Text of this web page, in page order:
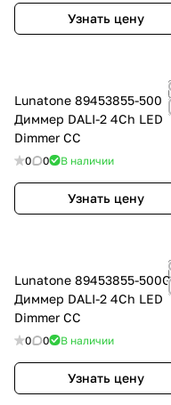
Узнать цену
Lunatone 89453855-500
Диммер DALI-2 4Ch LED
Dimmer CC
0 0 В наличии
Узнать цену
Lunatone 89453855-
Диммер DALI-2 4Ch LED
Dimmer CC
0 0 В наличии
Узнать цену